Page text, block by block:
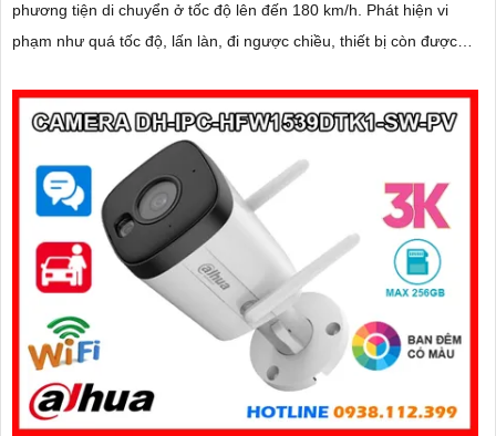
phương tiện di chuyển ở tốc độ lên đến 180 km/h. Phát hiện vi
phạm như quá tốc độ, lấn làn, đi ngược chiều, thiết bị còn được
chống va đập, tích hợp GPS cùng khe cắm thẻ nhớ tối đa 512GB
giá rẻ